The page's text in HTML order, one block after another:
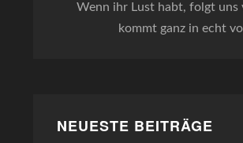
Wenn ihr Lust habt, folgt uns
kommt ganz in echt
NEUESTE BEITRÄGE